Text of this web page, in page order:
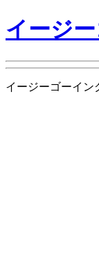
イージ
イージーゴーイン